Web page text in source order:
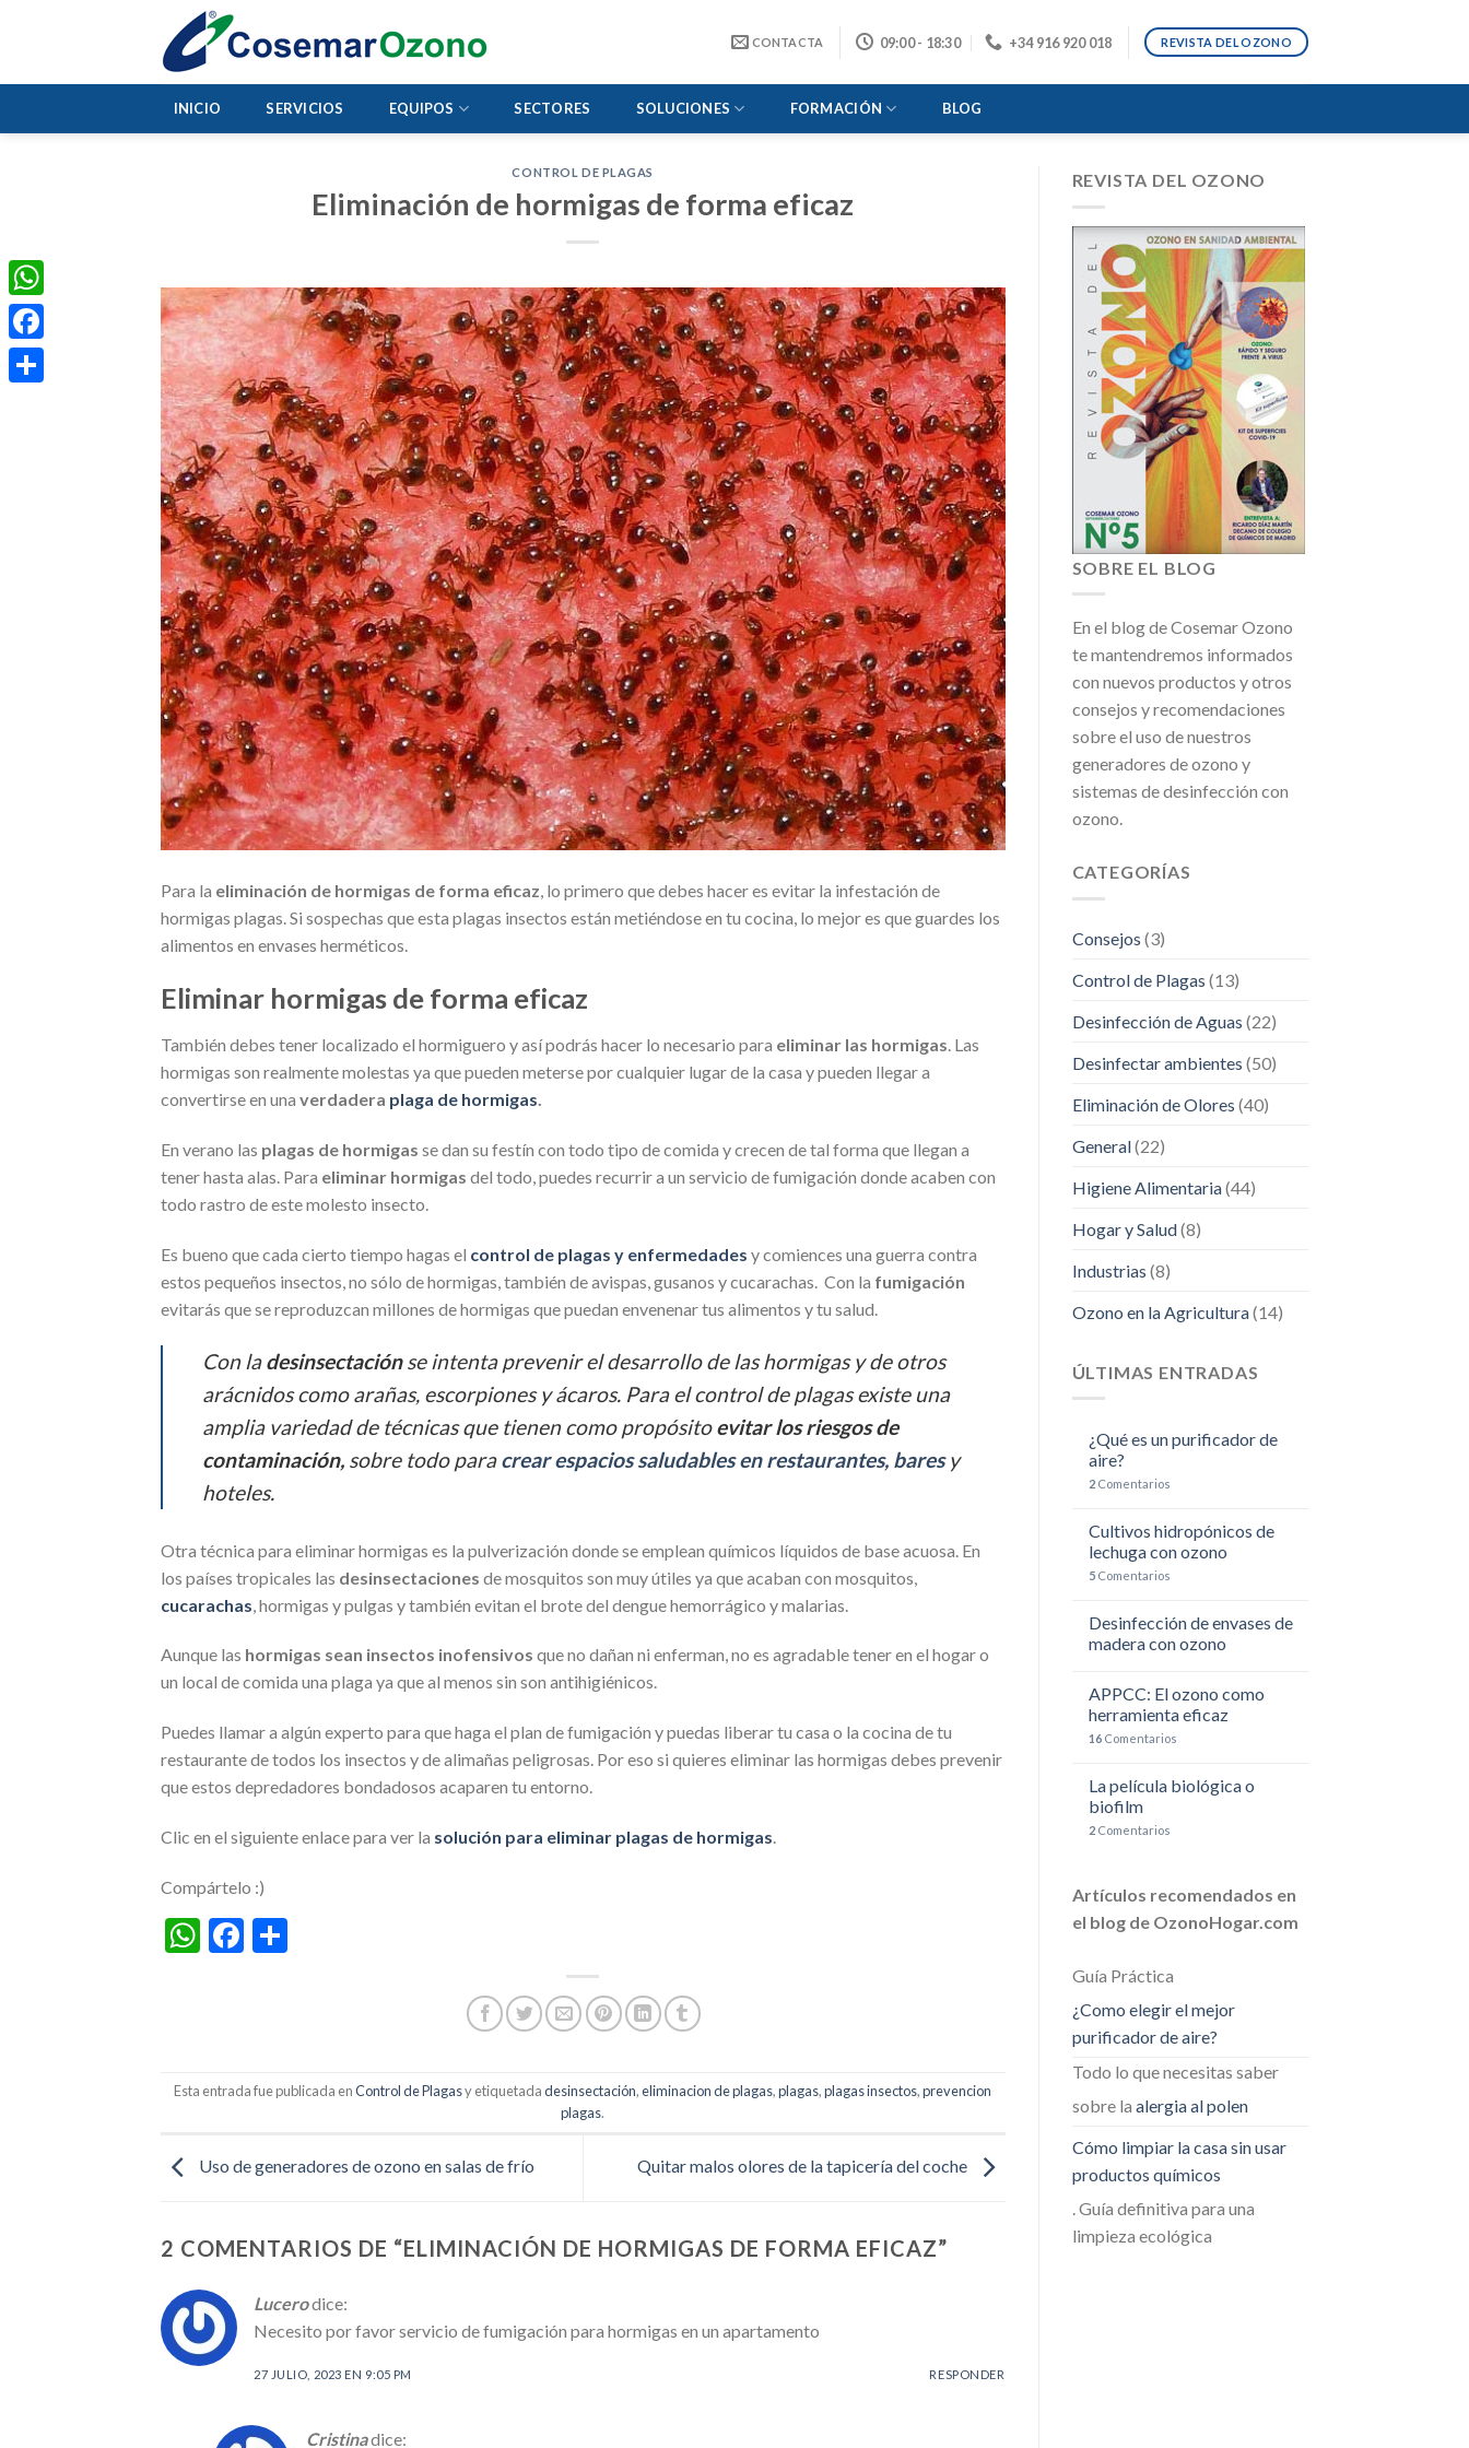
CONTACTA 09:00 - 18:30 +34 916 920 018 REVISTA DEL OZONO
INICIO SERVICIOS EQUIPOS SECTORES SOLUCIONES FORMACIÓN BLOG
CONTROL DE PLAGAS
Eliminación de hormigas de forma eficaz
Para la eliminación de hormigas de forma eficaz , lo primero que debes hacer es evitar la infestación de
hormigas plagas. Si sospechas que esta plagas insectos están metiéndose en tu cocina, lo mejor es que guardes los
alimentos en envases herméticos.
Eliminar hormigas de forma eficaz
También debes tener localizado el hormiguero y así podrás hacer lo necesario para eliminar las hormigas. Las
hormigas son realmente molestas ya que pueden meterse por cualquier lugar de la casa y pueden llegar a
convertirse en una verdadera plaga de hormigas.
En verano las plagas de hormigas se dan su festín con todo tipo de comida y crecen de tal forma que llegan a
tener hasta alas. Para eliminar hormigas del todo, puedes recurrir a un servicio de fumigación donde acaben con
todo rastro de este molesto insecto.
Es bueno que cada cierto tiempo hagas el control de plagas y enfermedades y comiences una guerra contra
estos pequeños insectos, no sólo de hormigas, también de avispas, gusanos y cucarachas. Con la fumigación
evitarás que se reproduzcan millones de hormigas que puedan envenenar tus alimentos y tu salud.
Con ladesinsectación se intenta prevenir el desarrollo de las hormigas y de otros
arácnidos como arañas, escorpiones y ácaros. Para el control de plagas existe una
amplia variedad de técnicas que tienen como propósitoevitar los riesgos de
contaminación, sobre todo paracrear espacios saludables en restaurantes, baresy
hoteles.
Otra técnica para eliminar hormigas es la pulverización donde se emplean químicos líquidos de base acuosa. En
los países tropicales las desinsectaciones de mosquitos son muy útiles ya que acaban con mosquitos,
cucarachas , hormigas y pulgas y también evitan el brote del dengue hemorrágico y malarias.
Aunque las hormigas sean insectos inofensivos que no dañan ni enferman, no es agradable tener en el hogar o
un local de comida una plaga ya que al menos sin son antihigiénicos.
Puedes llamar a algún experto para que haga el plan de fumigación y puedas liberar tu casa o la cocina de tu
restaurante de todos los insectos y de alimañas peligrosas. Por eso si quieres eliminar las hormigas debes prevenir
que estos depredadores bondadosos acaparen tu entorno.
Clic en el siguiente enlace para ver la solución para eliminar plagas de hormigas.
Compártelo :)
WhatsApp
Facebook
Esta entrada fue publicada enControl de Plagasy etiquetadadesinsectación,eliminacion de plagas,plagas,plagas insectos,prevencion
plagas.
Uso de generadores de ozono en salas de frío Quitar malos olores de la tapicería del coche
2 COMENTARIOS DE “ELIMINACIÓN DE HORMIGAS DE FORMA EFICAZ”
Lucerodice:
Necesito por favor servicio de fumigación para hormigas en un apartamento
27 JULIO, 2023 EN 9:05 PM RESPONDER
Cristinadice:
REVISTA DEL OZONO
SOBRE EL BLOG
En el blog de Cosemar Ozono
te mantendremos informados
con nuevos productos y otros
consejos y recomendaciones
sobre el uso de nuestros
generadores de ozono y
sistemas de desinfección con
ozono.
CATEGORÍAS
Consejos (3)
Control de Plagas (13)
Desinfección de Aguas (22)
Desinfectar ambientes (50)
Eliminación de Olores (40)
General(22)
Higiene Alimentaria(44)
Hogar y Salud(8)
Industrias (8)
Ozono en la Agricultura(14)
ÚLTIMAS ENTRADAS
¿Qué es un purificador de
aire?
2Comentarios
Cultivos hidropónicos de
lechuga con ozono
5Comentarios
Desinfección de envases de
madera con ozono
APPCC: El ozono como
herramienta eficaz
16Comentarios
La película biológica o
biofilm
2Comentarios
Artículos recomendados en
el blog de OzonoHogar.com
Guía Práctica
¿Como elegir el mejor
purificador de aire?
Todo lo que necesitas saber
sobre la alergia al polen
Cómo limpiar la casa sin usar
productos químicos
. Guía definitiva para una
limpieza ecológica
WhatsApp
Facebook